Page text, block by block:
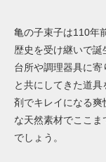
亀の子束子は110年
歴史を受け継いで
台所や調理器具に
と共にしてきた道
剤でキレイになる
な天然素材でここ
でしょう。